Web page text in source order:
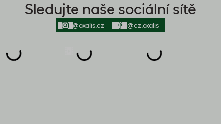
Sledujte naše sociální sítě
@oxalis.cz @cz.oxalis